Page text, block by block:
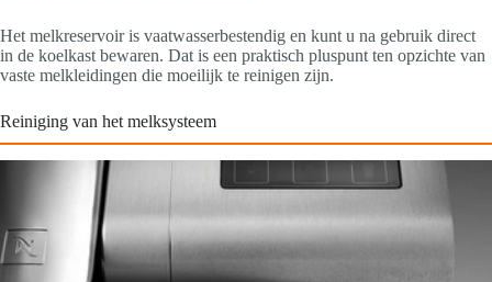
Het melkreservoir is vaatwasserbestendig en kunt u na gebruik direct
in de koelkast bewaren. Dat is een praktisch pluspunt ten opzichte van
vaste melkleidingen die moeilijk te reinigen zijn.
Reiniging van het melksysteem